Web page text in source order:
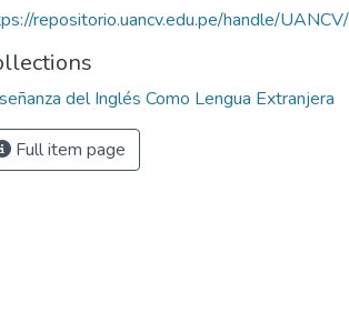
repositorio.uancv.edu.pe/handle/
del Inglés Como Lengua Extranjera
Full item page